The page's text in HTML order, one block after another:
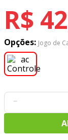
R$ 42
Opções: Jogo de
－
6º
tecido
7º
percal
8
tricoline
9º
tecido oxford
10º toalha mesa